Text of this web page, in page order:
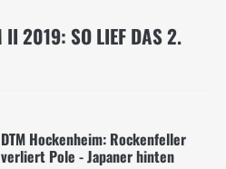
II 2019: SO LIEF DAS 2.
DTM Hockenheim: Rockenfeller
verliert Pole - Japaner hinten